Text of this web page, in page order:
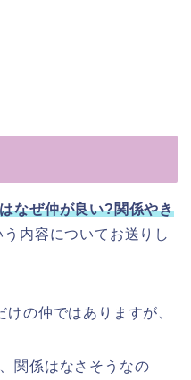
なぜ仲が良い?関係やき
う内容についてお送りし
の仲ではありますが、
関係はなさそうなの